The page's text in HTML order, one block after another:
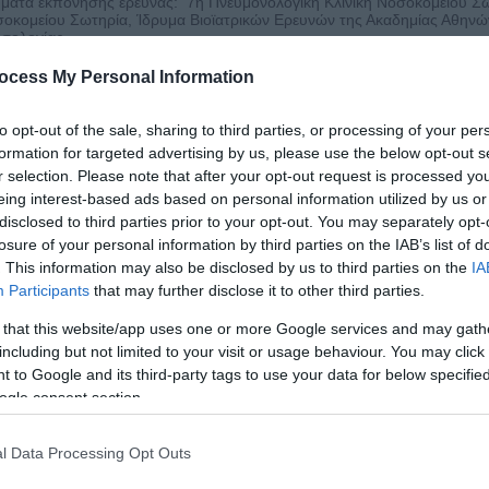
My Personal Information
opt-out of the sale, sharing to third parties, or processing of your
for targeted advertising by us, please use the below opt-out
selection. Please note that after your opt-out request is processed
interest-based ads based on personal information utilized by us
to third parties prior to your opt-out. You may separately
of your personal information by third parties on the IAB’s list of
This information may also be disclosed by us to third parties on the
Participants that may further disclose it to other third parties.
that this website/app uses one or more Google services and may
but not limited to your visit or usage behaviour. You may
to Google and its third-party tags to use your data for below
consent section.
Data Processing Opt Outs
Σωτηρία, Ίδρυμα Βιοϊατρικών Ερευνών της Ακαδημίας
.
διατριβής και επιτυχής αξιολόγηση (ΑΡΙΣΤΑ) από την
16/5/2013.
2005
11/10: 2 οΠανελλήνιο Συνέδριο Νοσημάτων Θώρακος και
11/4: 18 οΠαγκρήτιο Ιατρικό Συνέδριο, Νοέμβριος 2016, Ρέθυμνο
05/20, Σεμινάριο Συνεχιζόμενης Ιατρικής Εκπαίδευσης – Ημέρες
Μύθοι και πραγματικότητες», Ελληνική
2016, Βόλος.
04/15: Breathing 2016: COPD and Asthma Scientific Event, Αθήνα
2015/11/26: 24
Ετήσιο Πανελλήνιο Πνευμονολογικό Συνέδριο, Αθήνα
07/02: ERS School Course: Smoking Cessation Using Innovative
10/30: 17οΠαγκρήτιο Ιατρικό Συνέδριο, Οκτώβριος 2014,
03/14, 4 οΣεμινάριο Συνεχιζόμενης Ιατρικής Εκπαίδευσης –
ΑΣΘΜΑΤΟΣ», Ελληνική Πνευμονολογική
11/05: 22οΕτήσιο Πανελλήνιο Πνευμονολογικό Συνέδριο, Αθήνα
10/18: 21οΕτήσιο Πανελλήνιο Πνευμονολογικό Συνέδριο, Αθήνα